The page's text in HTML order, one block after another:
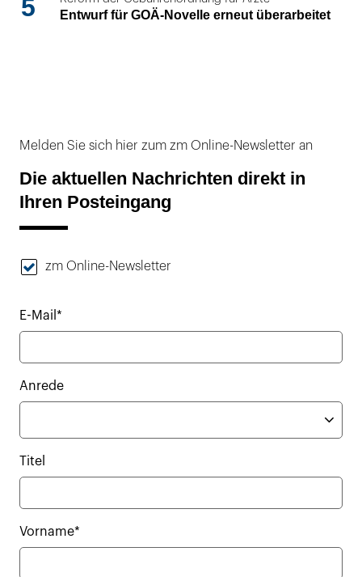
5 Entwurf für GOÄ-Novelle erneut überarbeitet
Melden Sie sich hier zum zm Online-Newsletter an
Die aktuellen Nachrichten direkt in
Ihren Posteingang
zm Online-Newsletter
E-Mail*
Anrede
Titel
Vorname*